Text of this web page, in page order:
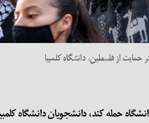
از فلسطین، دانشگاه کلمبیا
حمله کند، دانشجویان دانشگاه